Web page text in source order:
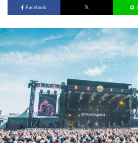
Facebook